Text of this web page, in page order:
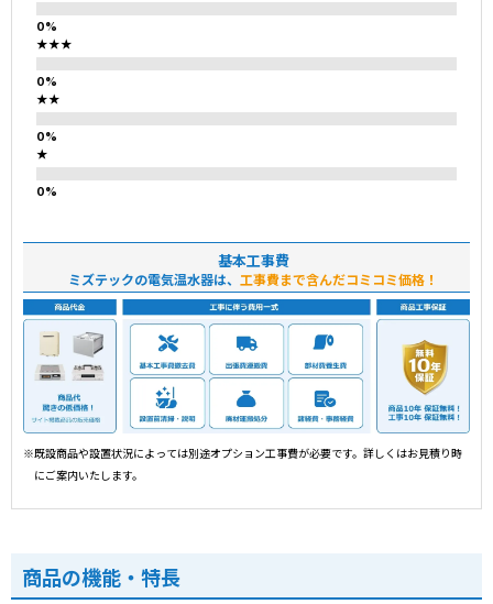
★★★
★★
★
基本工事費
ミズテックの電気温水器は、 工事費まで含んだコミコミ価格！
※既設商品や設置状況によっては別途オプション工事費が必要です。詳しくはお見積り時
にご案内いたします。
商品の機能・特長